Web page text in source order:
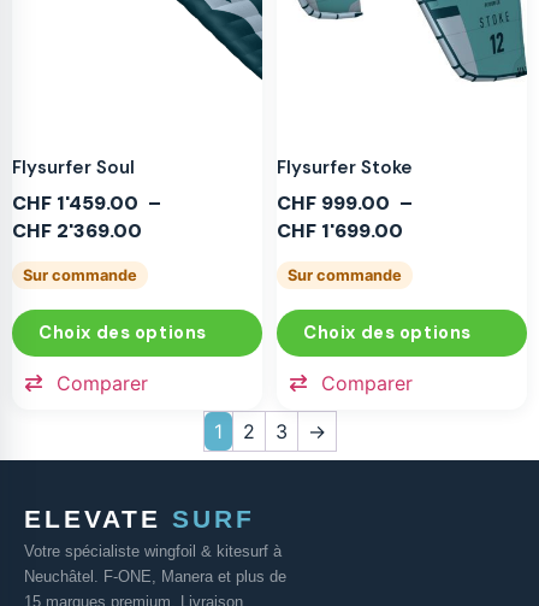
Flysurfer Soul
CHF 1'459.00 –
CHF 2'369.00
Sur commande
Choix des options
Comparer
Flysurfer Stoke
CHF 999.00 –
CHF 1'699.00
Sur commande
Choix des options
Comparer
1
2 3 →
ELEVATE SURF
Votre spécialiste wingfoil & kitesurf à
Neuchâtel. F-ONE, Manera et plus de
15 marques premium. Livraison